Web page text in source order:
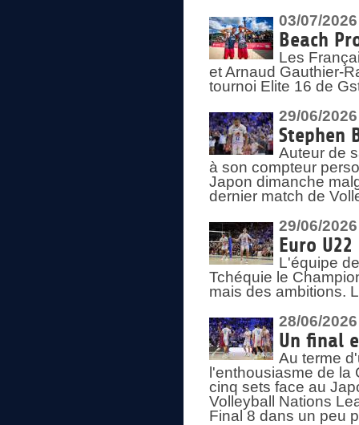
03/07/2026
Beach
Les
et Arnaud Gauthier-
tournoi Elite 16 de
29/06/2026
Stephen
Auteur de
à son compteur
Japon dimanche
dernier match de
29/06/2026
Euro
L'équipe
Tchéquie le
mais des ambitions.
28/06/2026
Un final
Au terme
l'enthousiasme de
cinq sets face au
Volleyball Nations
Final 8 dans un peu